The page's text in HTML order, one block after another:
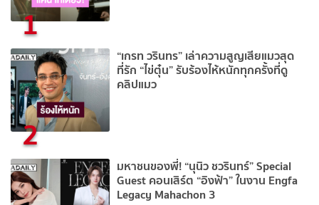
1
2
“เกรท วรินทร” เล่าความสูญเสียแมวสุด
ที่รัก “ไข่ตุ๋น” รับร้องไห้หนักทุกครั้งที่ดู
คลิปแมว
มหาชนของพี่! “นุนิว ชวรินทร์” Special
Guest คอนเสิร์ต “อิงฟ้า” ในงาน Engfa
Legacy Mahachon 3